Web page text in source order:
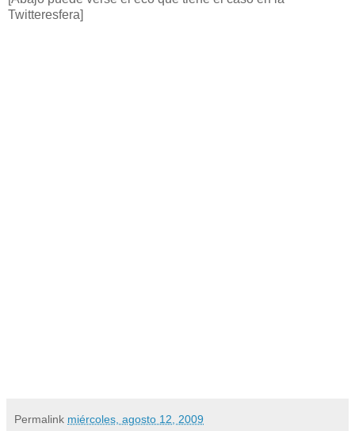
Twitteresfera]
Permalink miércoles, agosto 12, 2009